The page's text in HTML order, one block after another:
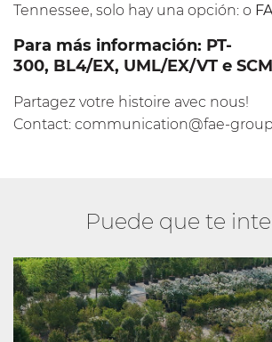
Tennessee, solo hay una opción: o
Para más información: PT-
300, BL4/EX, UML/EX/VT e
Partagez votre histoire avec nous!
Contact: communication@fae-
Puede que te